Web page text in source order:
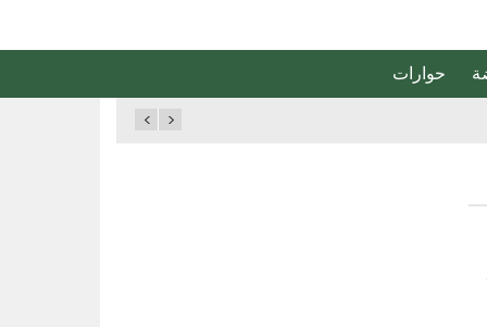
حوارات